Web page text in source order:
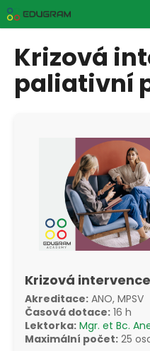
Přejít
na
obsah
Krizová
paliativní
Krizová
Akreditace: ANO, MPSV
Časová dotace: 16 h
Lektorka: Mgr. et Bc.
Maximální počet: 25
K
o
C
o
a